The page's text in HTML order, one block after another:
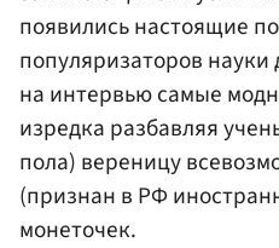
появились настоящие
популяризаторов
на интервью самые
изредка разбавляя
пола) вереницу
(признан в РФ
монеточек.